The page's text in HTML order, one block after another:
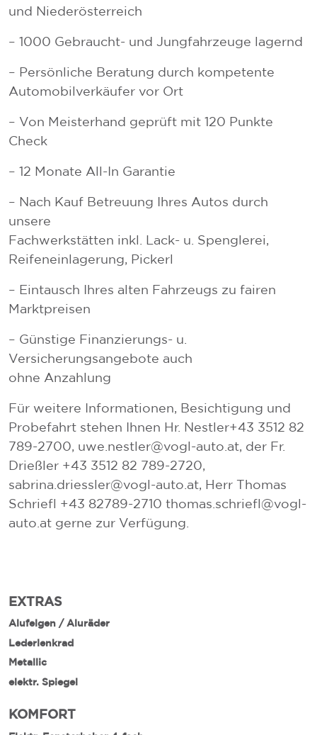
und Niederösterreich
– 1000 Gebraucht- und Jungfahrzeuge lagernd
– Persönliche Beratung durch kompetente
Automobilverkäufer vor Ort
– Von Meisterhand geprüft mit 120 Punkte
Check
– 12 Monate All-In Garantie
– Nach Kauf Betreuung Ihres Autos durch
unsere
Fachwerkstätten inkl. Lack- u. Spenglerei,
Reifeneinlagerung, Pickerl
– Eintausch Ihres alten Fahrzeugs zu fairen
Marktpreisen
– Günstige Finanzierungs- u.
Versicherungsangebote auch
ohne Anzahlung
Für weitere Informationen, Besichtigung und
Probefahrt stehen Ihnen Hr. Nestler+43 3512 82
789-2700, uwe.nestler@vogl-auto.at, der Fr.
Drießler +43 3512 82 789-2720,
sabrina.driessler@vogl-auto.at, Herr Thomas
Schriefl +43 82789-2710 thomas.schriefl@vogl-
auto.at gerne zur Verfügung.
EXTRAS
Alufelgen / Aluräder
Lederlenkrad
Metallic
elektr. Spiegel
KOMFORT